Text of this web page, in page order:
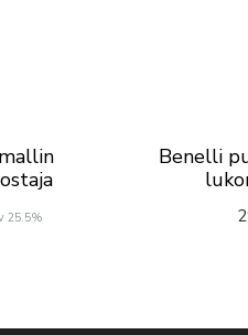
25.5%
Benelli